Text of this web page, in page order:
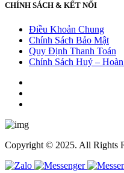
CHÍNH SÁCH & KẾT NỐI
Điều Khoản Chung
Chính Sách Bảo Mật
Quy Định Thanh Toán
Chính Sách Huỷ –
Copyright © 2025. All Rights